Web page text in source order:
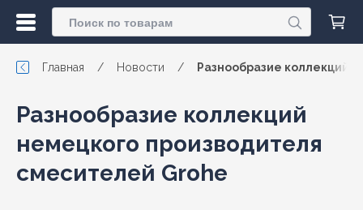
Главная / Новости / Разнообразие коллекций
Разнообразие коллекций
немецкого производителя
смесителей Grohe